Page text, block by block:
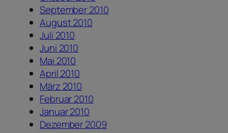
September 2010
August 2010
Juli 2010
Juni 2010
Mai 2010
April 2010
März 2010
Februar 2010
Januar 2010
Dezember 2009